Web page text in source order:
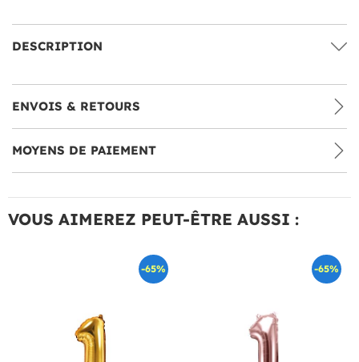
DESCRIPTION
ENVOIS & RETOURS
MOYENS DE PAIEMENT
VOUS AIMEREZ PEUT-ÊTRE AUSSI :
-65% -65%